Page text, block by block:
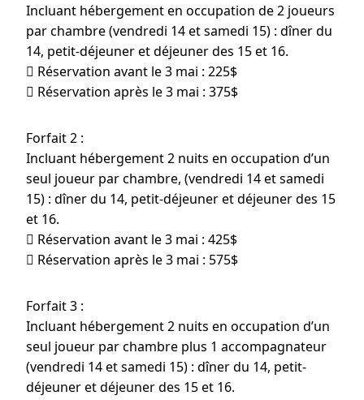
Incluant hébergement en occupation de 2 joueurs
par chambre (vendredi 14 et samedi 15) : dîner du
14, petit-déjeuner et déjeuner des 15 et 16.
 Réservation avant le 3 mai : 225$
 Réservation après le 3 mai : 375$
Forfait 2 :
Incluant hébergement 2 nuits en occupation d’un
seul joueur par chambre, (vendredi 14 et samedi
15) : dîner du 14, petit-déjeuner et déjeuner des 15
et 16.
 Réservation avant le 3 mai : 425$
 Réservation après le 3 mai : 575$
Forfait 3 :
Incluant hébergement 2 nuits en occupation d’un
seul joueur par chambre plus 1 accompagnateur
(vendredi 14 et samedi 15) : dîner du 14, petit-
déjeuner et déjeuner des 15 et 16.